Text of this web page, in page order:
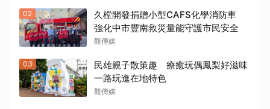
02
久樘開發捐贈小型CAFS化學消防車
強化中市豐南救災量能守護市民安全
觀傳媒
03
民雄親子散策趣 療癒玩偶鳳梨好滋味
一路玩進在地特色
觀傳媒